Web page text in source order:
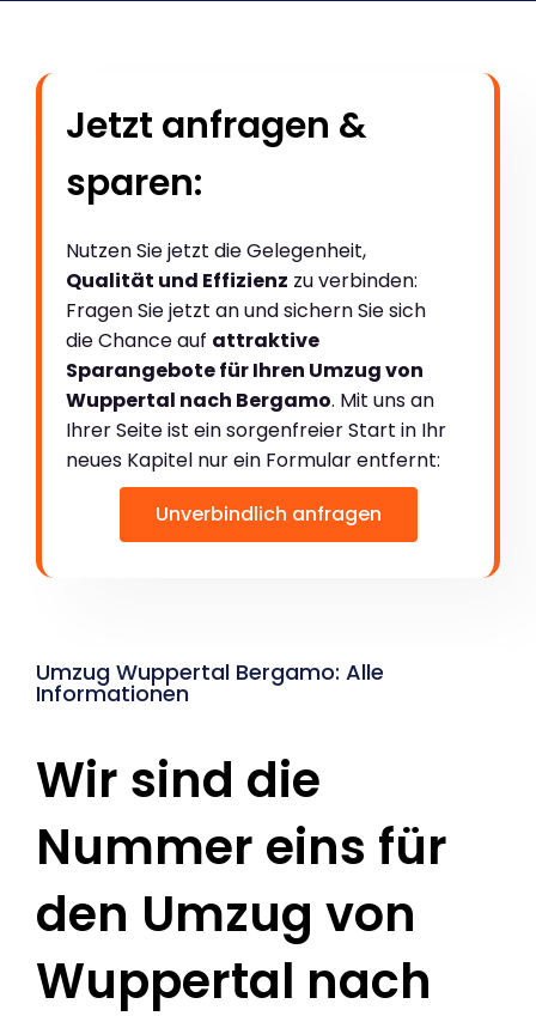
Jetzt anfragen &
sparen:
Nutzen Sie jetzt die Gelegenheit,
Qualität und Effizienz zu verbinden:
Fragen Sie jetzt an und sichern Sie sich
die Chance auf attraktive
Sparangebote für Ihren Umzug von
Wuppertal nach Bergamo. Mit uns an
Ihrer Seite ist ein sorgenfreier Start in Ihr
neues Kapitel nur ein Formular entfernt:
Unverbindlich anfragen
Umzug Wuppertal Bergamo: Alle
Informationen
Wir sind die
Nummer eins für
den Umzug von
Wuppertal nach